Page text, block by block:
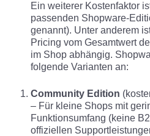
Ein weiterer Kostenfaktor
passenden Shopware-
genannt). Unter anderem
Pricing vom Gesamtwert
im Shop abhängig.
folgende Varianten an:
Community Edition
– Für kleine Shops mit
Funktionsumfang (keine
offiziellen